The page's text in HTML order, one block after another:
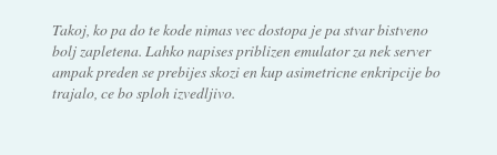
Takoj, ko pa do te kode nimas vec dostopa je pa stvar bistveno
bolj zapletena. Lahko napises priblizen emulator za nek server
ampak preden se prebijes skozi en kup asimetricne enkripcije bo
trajalo, ce bo sploh izvedljivo.